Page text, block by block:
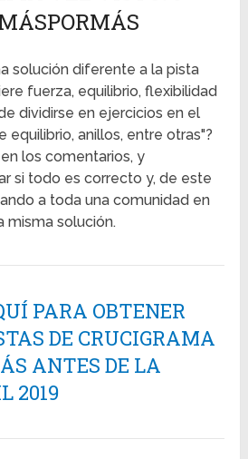
solución diferente a la pista
fuerza, equilibrio, flexibilidad
dividirse en ejercicios en el
equilibrio, anillos, entre otras"?
los comentarios, y
si todo es correcto y, de este
a toda una comunidad en
misma solución.
PARA OBTENER
DE CRUCIGRAMA
ANTES DE LA
2019